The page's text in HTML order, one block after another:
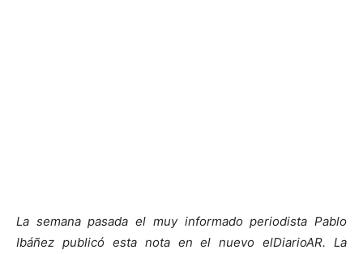
La semana pasada el muy informado periodista Pablo
Ibáñez publicó esta nota en el nuevo elDiarioAR. La